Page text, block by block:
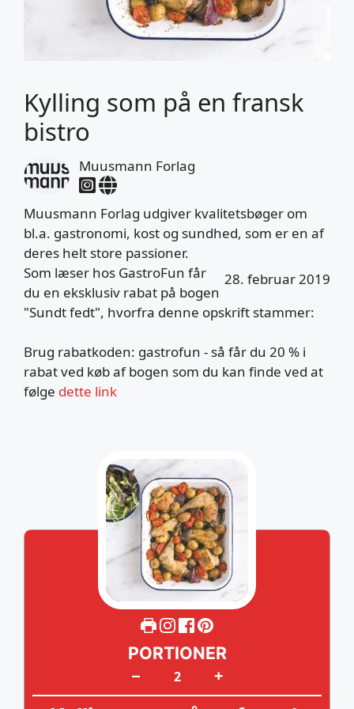
Kylling som på en fransk
bistro
Muusmann Forlag
Muusmann Forlag udgiver kvalitetsbøger om
bl.a. gastronomi, kost og sundhed, som er en af
deres helt store passioner.
28. februar 2019
Som læser hos GastroFun får
du en eksklusiv rabat på bogen
"Sundt fedt", hvorfra denne opskrift stammer:
Brug rabatkoden: gastrofun - så får du 20 % i
rabat ved køb af bogen som du kan finde ved at
følge dette link
– +
PORTIONER